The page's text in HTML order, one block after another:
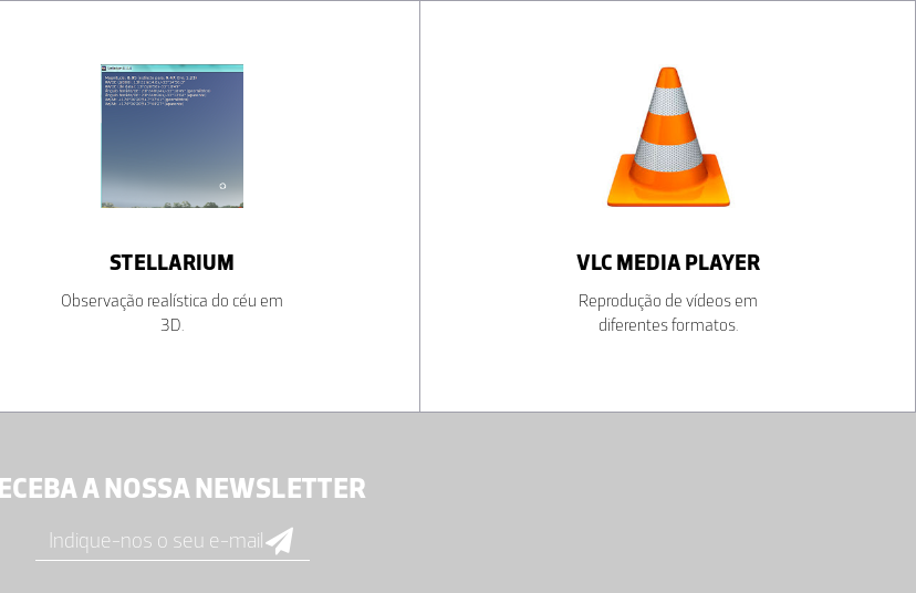
STELLARIUM
Observação realística do céu em
3D.
VLC MEDIA PLAYER
Reprodução de vídeos em
diferentes formatos.
A NOSSA NEWSLETTER